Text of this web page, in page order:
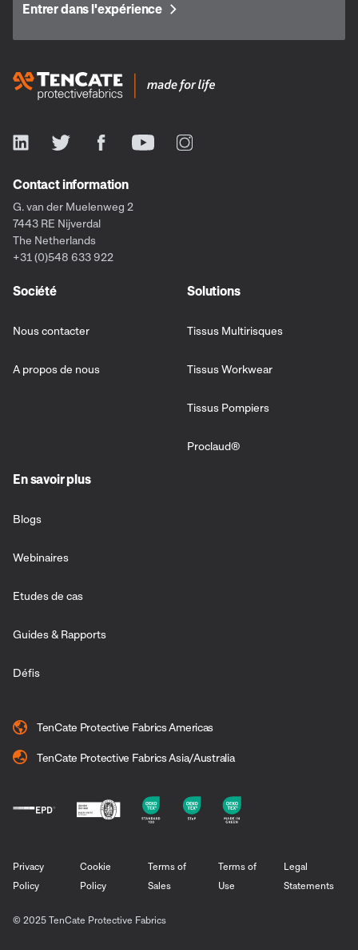
Entrer dans l'expérience
Contact information
G. van der Muelenweg 2
7443 RE Nijverdal
The Netherlands
+31 (0)548 633 922
Société
Nous contacter
A propos de nous
Solutions
Tissus Multirisques
Tissus Workwear
Tissus Pompiers
Proclaud®
En savoir plus
Blogs
Webinaires
Etudes de cas
Guides & Rapports
Défis
TenCate Protective Fabrics Americas
TenCate Protective Fabrics Asia/Australia
Privacy
Policy
Cookie
Policy
Terms of
Sales
Terms of
Use
Legal
Statements
© 2025 TenCate Protective Fabrics